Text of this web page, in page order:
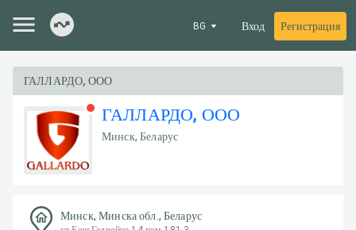
BG Вход Регистрация
ГАЛЛАРДО, ООО
ГАЛЛАРДО, ООО
Минск, Беларус
Минск, Минска обл., Беларус